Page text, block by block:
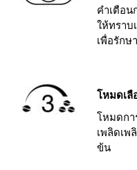
คำเตือน
ให้ทราบ
เพื่อรัก
โหมดเลื
โหมดก
เพลิดเ
ข้น